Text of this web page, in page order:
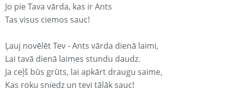
Jo pie Tava vārda, kas ir Ants
Tas visus ciemos sauc!
Ļauj novēlēt Tev - Ants vārda dienā laimi,
Lai tavā dienā laimes stundu daudz.
Ja ceļš būs grūts, lai apkārt draugu saime,
Kas roku sniedz un tevi tālāk sauc!